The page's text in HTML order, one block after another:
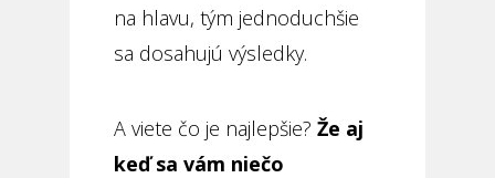
na hlavu, tým jednoduchšie
sa dosahujú výsledky.
A viete čo je najlepšie? Že aj
keď sa vám niečo